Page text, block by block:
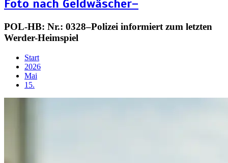
Foto nach Geldwäscher–
POL-HB: Nr.: 0328–Polizei informiert zum letzten
Werder-Heimspiel
Start
2026
Mai
15.